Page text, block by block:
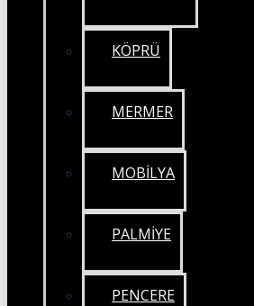
KÖPRÜ
MERMER
MOBİLYA
PALMİYE
PENCERE